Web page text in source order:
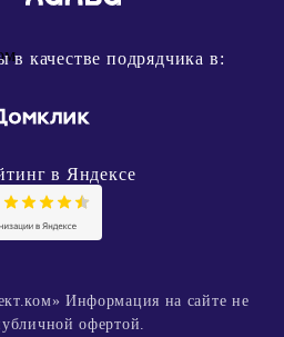
качестве подрядчика в:
в Яндексе
Информация на сайте не
офертой.